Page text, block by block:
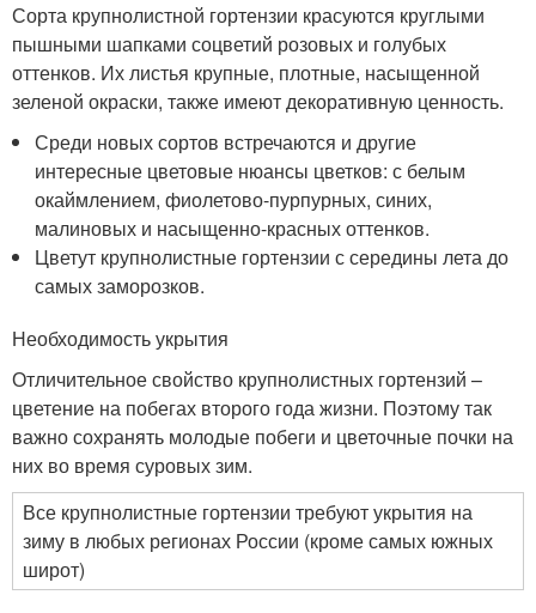
Сорта крупнолистной гортензии красуются круглыми
пышными шапками соцветий розовых и голубых
оттенков. Их листья крупные, плотные, насыщенной
зеленой окраски, также имеют декоративную ценность.
Среди новых сортов встречаются и другие
интересные цветовые нюансы цветков: с белым
окаймлением, фиолетово-пурпурных, синих,
малиновых и насыщенно-красных оттенков.
Цветут крупнолистные гортензии с середины лета до
самых заморозков.
Необходимость укрытия
Отличительное свойство крупнолистных гортензий –
цветение на побегах второго года жизни. Поэтому так
важно сохранять молодые побеги и цветочные почки на
них во время суровых зим.
Все крупнолистные гортензии требуют укрытия на
зиму в любых регионах России (кроме самых южных
широт)